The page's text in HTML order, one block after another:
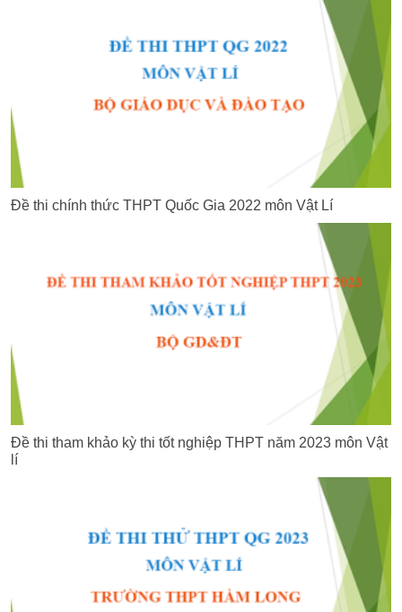
Đề thi chính thức THPT Quốc Gia 2022 môn Vật Lí
Đề thi tham khảo kỳ thi tốt nghiệp THPT năm 2023 môn Vật
lí